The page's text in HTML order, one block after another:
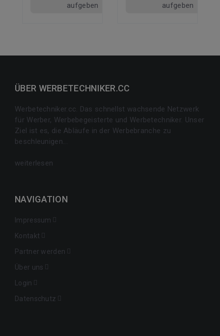
aufgeben
aufgeben
ÜBER WERBETECHNIKER.CC
Werbetechniker.cc. Das schnellst wachsende Netzwerk
für Werber, Werbebegeisterte und Werbetechniker. Unser
Ziel ist es, die Abläufe in der Werbebranche zu
beschleunigen...
weiterlesen
NAVIGATION
Impressum
Kontakt
Partner werden
Über uns
Login
Datenschutz